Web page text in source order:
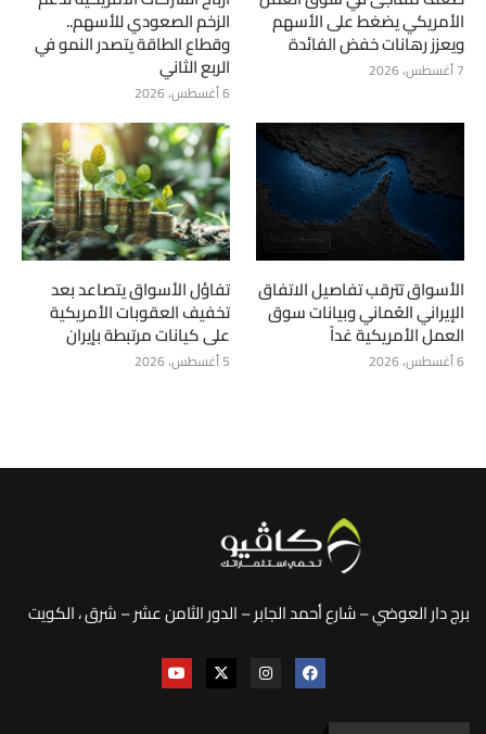
الأمريكي يضغط على الأسهم
ويعزز رهانات خفض الفائدة
7 أغسطس، 2026
الزخم الصعودي للأسهم..
وقطاع الطاقة يتصدر النمو في
الربع الثاني
6 أغسطس، 2026
الأسواق تترقب تفاصيل الاتفاق
الإيراني العُماني وبيانات سوق
العمل الأمريكية غداً
6 أغسطس، 2026
تفاؤل الأسواق يتصاعد بعد
تخفيف العقوبات الأمريكية
على كيانات مرتبطة بإيران
5 أغسطس، 2026
برج دار العوضي – شارع أحمد الجابر – الدور الثامن عشر – شرق ، الكويت